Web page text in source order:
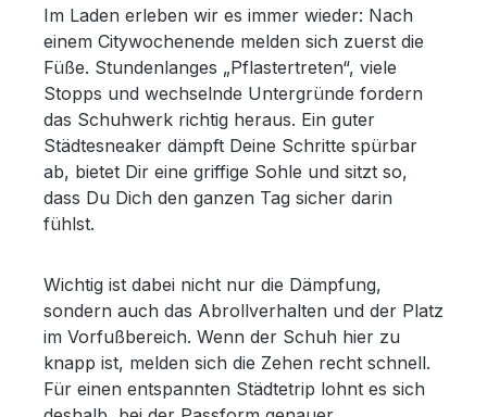
Im Laden erleben wir es immer wieder: Nach
einem Citywochenende melden sich zuerst die
Füße. Stundenlanges „Pflastertreten“, viele
Stopps und wechselnde Untergründe fordern
das Schuhwerk richtig heraus. Ein guter
Städtesneaker dämpft Deine Schritte spürbar
ab, bietet Dir eine griffige Sohle und sitzt so,
dass Du Dich den ganzen Tag sicher darin
fühlst.
Wichtig ist dabei nicht nur die Dämpfung,
sondern auch das Abrollverhalten und der Platz
im Vorfußbereich. Wenn der Schuh hier zu
knapp ist, melden sich die Zehen recht schnell.
Für einen entspannten Städtetrip lohnt es sich